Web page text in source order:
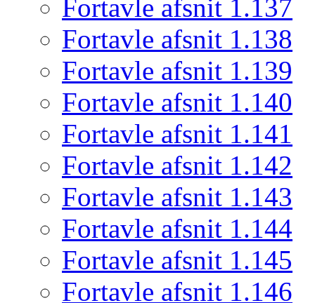
Fortavle afsnit 1.137
Fortavle afsnit 1.138
Fortavle afsnit 1.139
Fortavle afsnit 1.140
Fortavle afsnit 1.141
Fortavle afsnit 1.142
Fortavle afsnit 1.143
Fortavle afsnit 1.144
Fortavle afsnit 1.145
Fortavle afsnit 1.146